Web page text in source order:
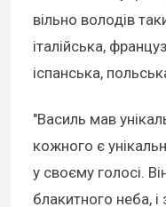
вільно володів
італійська,
іспанська,
"Василь мав
кожного є
у своєму голосі.
блакитного неба,